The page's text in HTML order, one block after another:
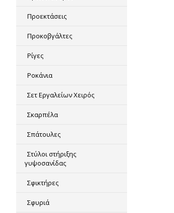
Προεκτάσεις
Προκοβγάλτες
Ρίγες
Ροκάνια
Σετ Εργαλείων Χειρός
Σκαρπέλα
Σπάτουλες
Στύλοι στήριξης
γυψοσανίδας
Σφικτήρες
Σφυριά